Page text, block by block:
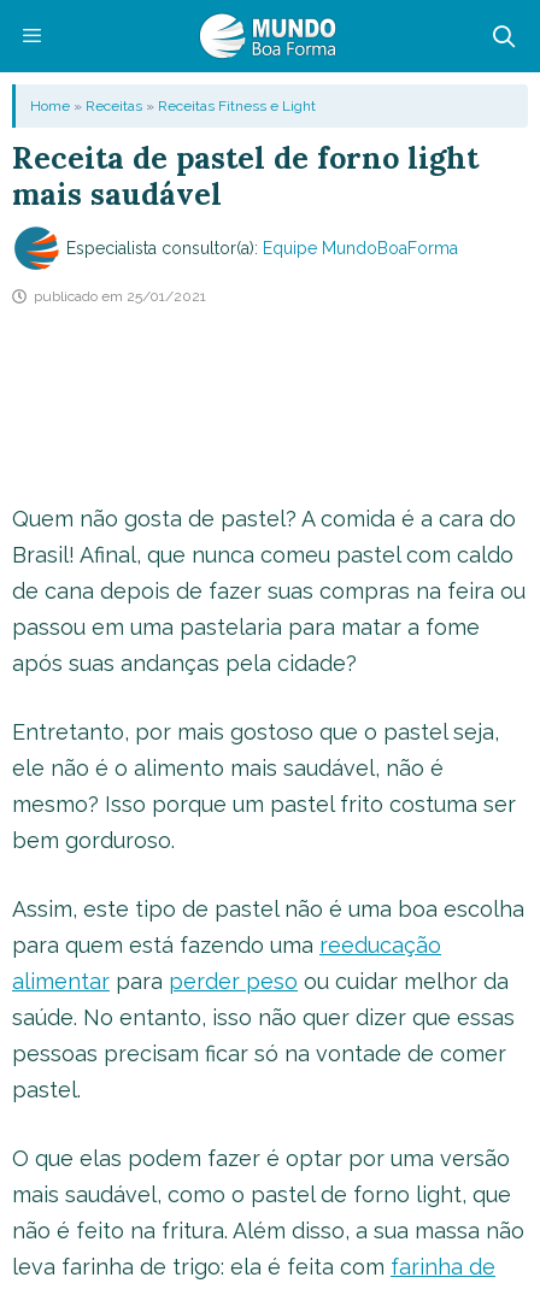
conteúdo
Menu
Home » Receitas » Receitas Fitness e Light
Receita de pastel de forno light
mais saudável
Especialista consultor(a): Equipe MundoBoaForma
publicado em 25/01/2021
Quem não gosta de pastel? A comida é a cara do
Brasil! Afinal, que nunca comeu pastel com caldo
de cana depois de fazer suas compras na feira ou
passou em uma pastelaria para matar a fome
após suas andanças pela cidade?
Entretanto, por mais gostoso que o pastel seja,
ele não é o alimento mais saudável, não é
mesmo? Isso porque um pastel frito costuma ser
bem gorduroso.
Assim, este tipo de pastel não é uma boa escolha
para quem está fazendo uma reeducação
alimentar para perder peso ou cuidar melhor da
saúde. No entanto, isso não quer dizer que essas
pessoas precisam ficar só na vontade de comer
pastel.
O que elas podem fazer é optar por uma versão
mais saudável, como o pastel de forno light, que
não é feito na fritura. Além disso, a sua massa não
leva farinha de trigo: ela é feita com farinha de